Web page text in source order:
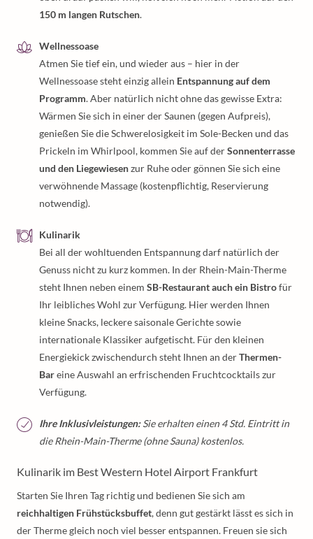
150 m langen Rutschen.
Wellnessoase
Atmen Sie tief ein, und wieder aus – hier in der
Wellnessoase steht einzig allein Entspannung auf dem
Programm. Aber natürlich nicht ohne das gewisse Extra:
Wärmen Sie sich in einer der Saunen (gegen Aufpreis),
genießen Sie die Schwerelosigkeit im Sole-Becken und das
Prickeln im Whirlpool, kommen Sie auf derSonnenterrasse
und den Liegewiesenzur Ruhe oder gönnen Sie sich eine
verwöhnende Massage (kostenpflichtig, Reservierung
notwendig).
Kulinarik
Bei all der wohltuenden Entspannung darf natürlich der
Genuss nicht zu kurz kommen. In der Rhein-Main-Therme
steht Ihnen neben einem SB-Restaurant auch ein Bistrofür
Ihr leibliches Wohl zur Verfügung. Hier werden Ihnen
kleine Snacks, leckere saisonale Gerichte sowie
internationale Klassiker aufgetischt. Für den kleinen
Energiekick zwischendurch steht Ihnen an derThermen-
Bareine Auswahl an erfrischenden Fruchtcocktails zur
Verfügung.
Ihre Inklusivleistungen:Sie erhalten einen 4 Std. Eintritt in
die Rhein-Main-Therme (ohne Sauna) kostenlos.
Kulinarik im Best Western Hotel Airport Frankfurt
Starten Sie Ihren Tag richtig und bedienen Sie sich am
reichhaltigen Frühstücksbuffet, denn gut gestärkt lässt es sich in
der Therme gleich noch viel besser entspannen. Freuen sie sich